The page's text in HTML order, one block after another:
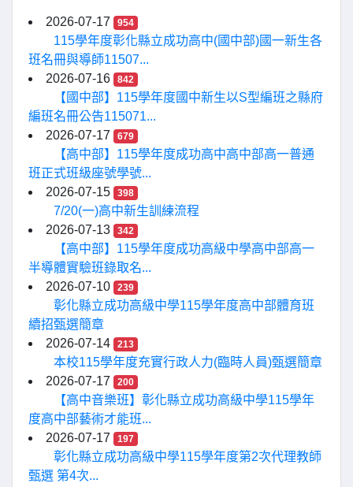
2026-07-17 954
115學年度彰化縣立成功高中(國中部)國一新生各
班名冊與導師11507...
2026-07-16
842
【國中部】115學年度國中新生以S型編班之縣府
編班名冊公告115071...
2026-07-17
679
【高中部】115學年度成功高中高中部高一普通
班正式班級座號學號...
2026-07-15
398
7/20(一)高中新生訓練流程
2026-07-13
342
【高中部】115學年度成功高級中學高中部高一
半導體實驗班錄取名...
2026-07-10
239
彰化縣立成功高級中學115學年度高中部體育班
續招甄選簡章
2026-07-14
213
本校115學年度充實行政人力(臨時人員)甄選簡章
2026-07-17
200
【高中音樂班】彰化縣立成功高級中學115學年
度高中部藝術才能班...
2026-07-17
197
彰化縣立成功高級中學115學年度第2次代理教師
甄選 第4次...